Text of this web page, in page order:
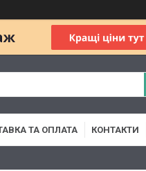
ТА ОПЛАТА КОНТАКТИ